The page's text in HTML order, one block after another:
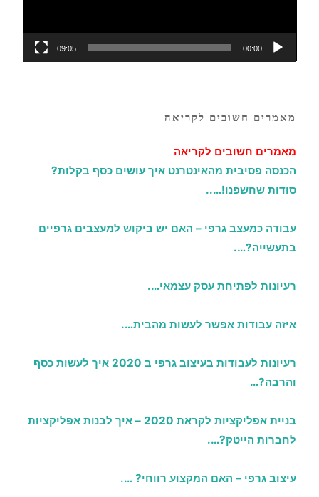
00:00
09:05
מאמרים חשובים לקריאה
מאמרים חשובים לקריאה
הכנסה פסיבית מהאינטרנט איך עושים כסף בקלות?
סודות שחשפנו!…..
עבודה כמעצב גרפי – האם יש ביקוש למעצבים גרפיים
בתעשייה?….
רעיונות לפתיחת עסק עצמאי….
איזה עבודות אפשר לעשות מהבית….
רעיונות לעבודות בעיצוב גרפי ב 2020 איך לעשות כסף
והרבה?…
בניית אפליקציות לקראת 2020 – איך לבנות אפליקציות
לחברות הייטק?….
עיצוב גרפי – האם המקצוע רווחי? ….